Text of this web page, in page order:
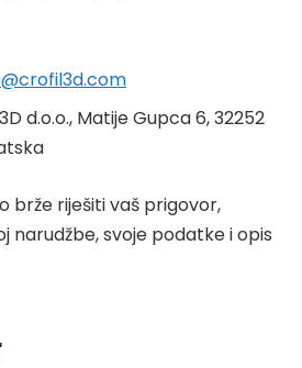
d.o.o., Matije Gupca 6, 32252
brže riješiti vaš prigovor,
narudžbe, svoje podatke i opis